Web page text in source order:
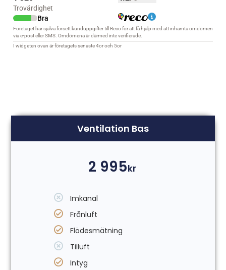
Ventilation Bas
2 995kr
Imkanal
Frånluft
Flödesmätning
Tilluft
Intyg